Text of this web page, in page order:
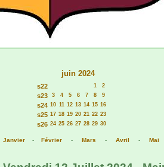
juin 2024
s22 1 2
s23 3 4 5 6 7 8 9
s24 10 11 12 13 14 15 16
s25 17 18 19 20 21 22 23
s26 24 25 26 27 28 29 30
Janvier - Février - Mars - Avril - Mai